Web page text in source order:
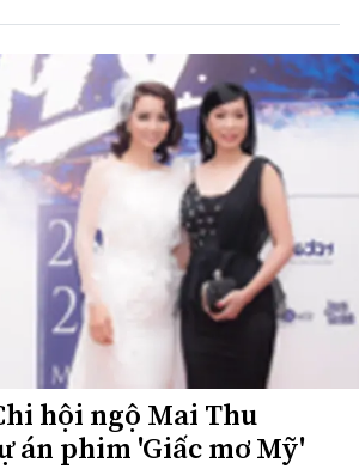
hội ngộ Mai Thu
án phim 'Giấc mơ Mỹ'